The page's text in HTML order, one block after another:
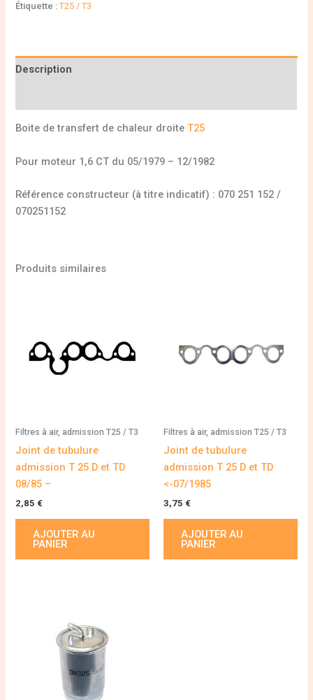
Étiquette :T25 / T3
Description
Boite de transfert de chaleur droiteT25
Pour moteur 1,6 CT du 05/1979 – 12/1982
Référence constructeur (à titre indicatif) : 070 251 152 /
070251152
Produits similaires
Filtres à air, admission T25 / T3
Joint de tubulure
admission T 25 D et TD
08/85 –
2,85 €
AJOUTER AU
PANIER
Filtres à air, admission T25 / T3
Joint de tubulure
admission T 25 D et TD
<-07/1985
3,75 €
AJOUTER AU
PANIER